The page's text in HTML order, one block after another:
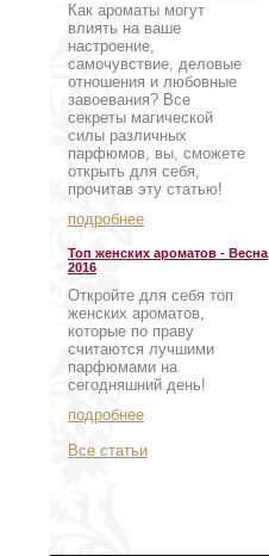
Как ароматы могут
влиять на ваше
настроение,
самочувствие, деловые
отношения и любовные
завоевания? Все
секреты магической
силы различных
парфюмов, вы, сможете
открыть для себя,
прочитав эту статью!
подробнее
Топ женских ароматов - Весна
2016
Откройте для себя топ
женских ароматов,
которые по праву
считаются лучшими
парфюмами на
сегодняшний день!
подробнее
Все статьи